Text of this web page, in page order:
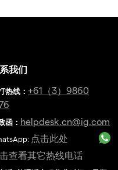
我们
热线 ：+61（3）9860
函： helpdesk.cn@ig.com
点击此处
查看其它热线电话